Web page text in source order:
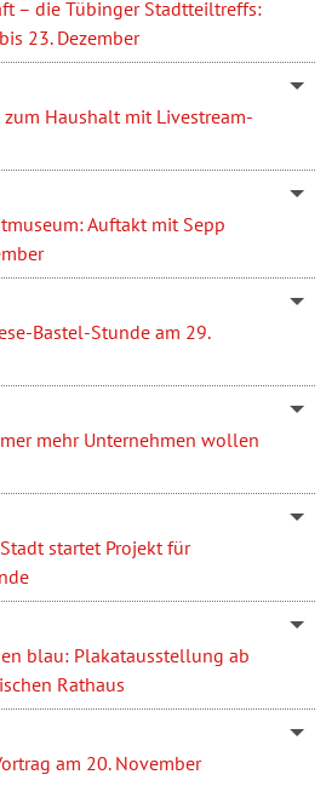
– die Tübinger Stadtteiltreffs:
23. Dezember
Haushalt mit Livestream-
Auftakt mit Sepp
Bastel-Stunde am 29.
mehr Unternehmen wollen
startet Projekt für
blau: Plakatausstellung ab
Rathaus
am 20. November